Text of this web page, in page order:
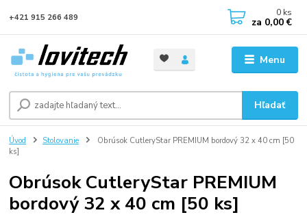
Menu
Hľadať
+421 915 266 489 0 ks
za 0,00 €
Úvod Stolovanie
Obrúsok CutleryStar PREMIUM bordový 32 x 40 cm [50
ks]
Obrúsok CutleryStar PREMIUM
bordový 32 x 40 cm [50 ks]